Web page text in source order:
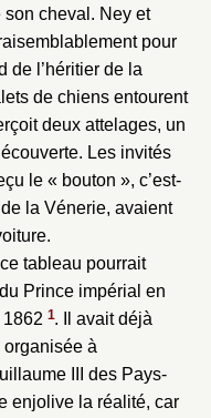
cheval. Ney et
pour
de l’héritier de la
de chiens entourent
deux attelages, un
Les invités
le « bouton », c’est-
la Vénerie, avaient
tableau pourrait
Prince impérial en
1. Il avait déjà
à
III des Pays-
enjolive la réalité, car